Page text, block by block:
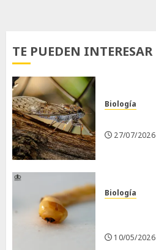
TE PUEDEN INTERESAR
Biología
27/07/2026
Biología
10/05/2026